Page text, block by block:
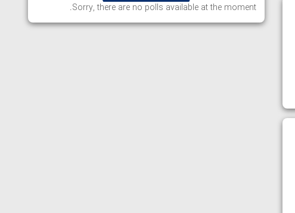
Sorry, there are no polls available at the moment.